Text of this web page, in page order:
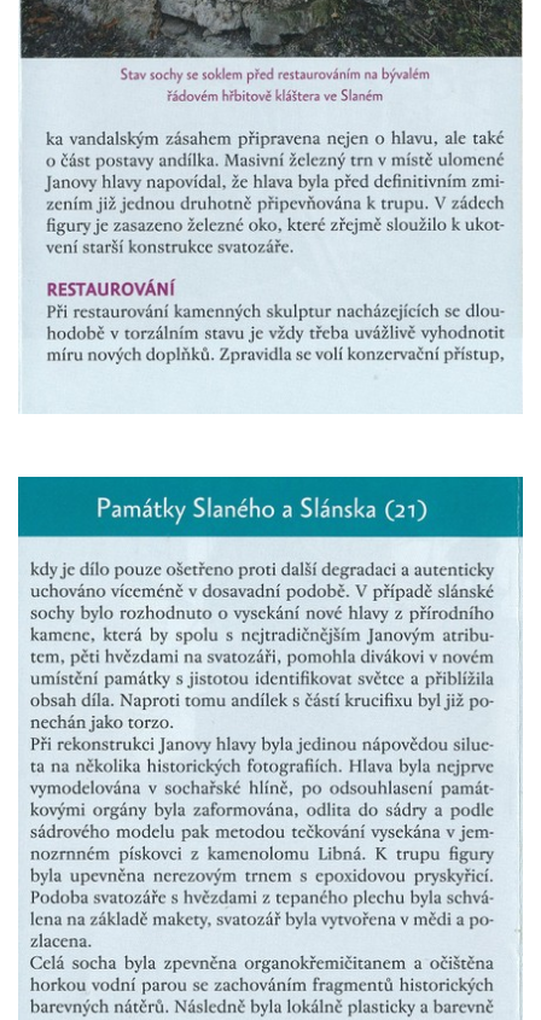
Socha Panter v ZOO Leipzig
Socha Dívka s mušlí v ZOO Leipzig
Socha Atlet v ZOO Leipzig
Socha Marabu v ZOO Leipzig
Busta Karla Maxe Schneidera v ZOO
Leipzig
Socha Iásón v ZOO Leipzig
Socha Mladý slon v ZOO Leipzig
Socha Býk v ZOO Dresden
Socha krokodýla v ZOO Dresden
Socha slona v ZOO Dresden
Socha divokého prasete před vstupem do
ZOO Dresden
Socha světce severně od Lužce nad
Vltavou
Pamětní kámen revitalizace Vltavy Vraňany
– Hořín u Lužce nad Vltavou
Strom svobody a památník 100 let republiky
a 30. výročí listopadu 1989 v Hrobčicích
Boží muka v parku před domem čp. 17 v
Hrobčicích
Sochy „Klaun a dívenka“ v parku v centru
Hrobčic
Socha svatého Antonína poustevníka v